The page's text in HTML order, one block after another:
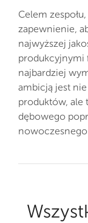
Celem
zapewnienie,
najwyższej
produkcyjnymi
najbardziej
ambicją jest
produktów, ale
dębowego